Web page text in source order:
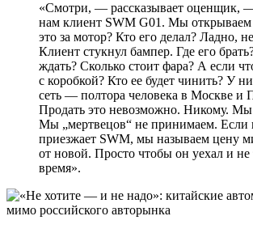
«Смотри, — рассказывает оценщик,
нам клиент SWM G01. Мы открываем
это за мотор? Кто его делал? Ладно,
Клиент стукнул бампер. Где его
ждать? Сколько стоит фара? А если
с коробкой? Кто ее будет чинить? У
сеть — полтора человека в Москве и
Продать это невозможно. Никому. Мы
Мы „мертвецов“ не принимаем. Если
приезжает SWM, мы называем цену
от новой. Просто чтобы он уехал и
время».